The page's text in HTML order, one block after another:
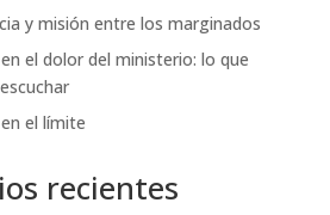
y misión entre los marginados
el dolor del ministerio: lo que
el límite
recientes